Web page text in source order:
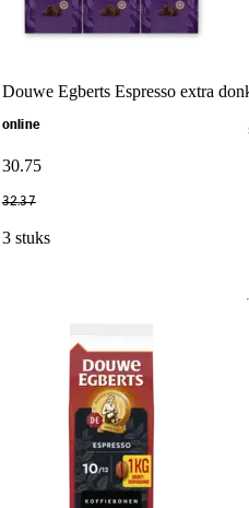
Douwe Egberts Espresso extra
online
30.75
32.37
3 stuks